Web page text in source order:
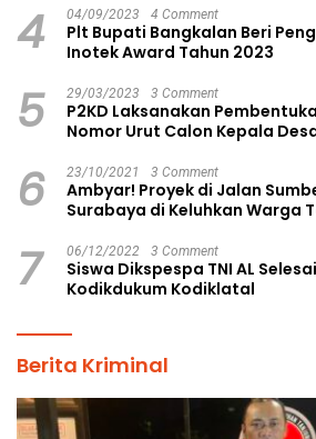
4 04/09/2023 4 Comment
Plt Bupati Bangkalan Beri
Inotek Award Tahun 2023
5 29/03/2023 3 Comment
P2KD Laksanakan
Nomor Urut Calon Kepala
6 23/10/2021 3 Comment
Ambyar! Proyek di Jalan
Surabaya di Keluhkan Warga
7 06/12/2022 3 Comment
Siswa Dikspespa TNI AL
Kodikdukum Kodiklatal
Berita Kriminal